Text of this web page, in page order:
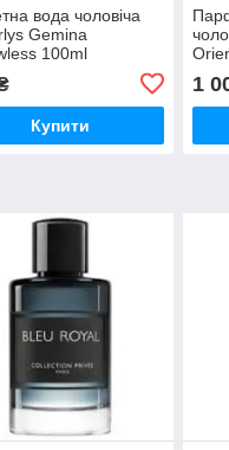
вода чоловіча
Gemina
100ml
Купити
1